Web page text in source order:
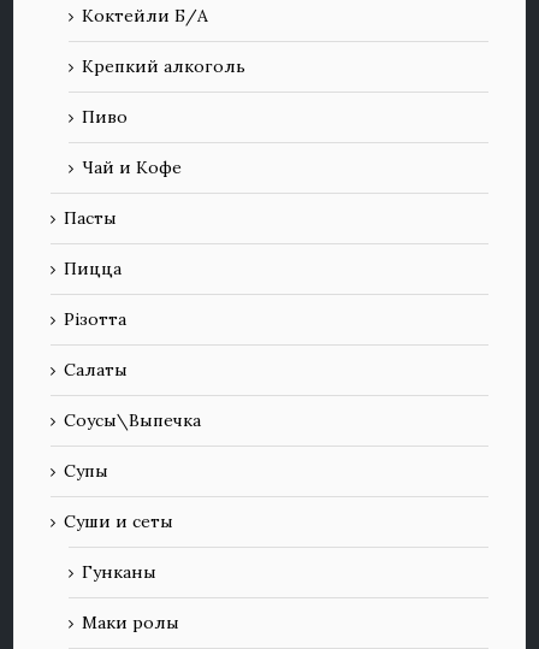
Коктейли Б/А
Крепкий алкоголь
Пиво
Чай и Кофе
Пасты
Пицца
Різотта
Салаты
Соусы\Выпечка
Супы
Суши и сеты
Гунканы
Маки ролы